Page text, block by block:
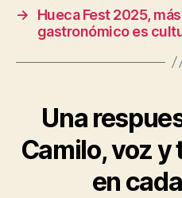
→
Hueca Fest 2025,
gastronómico es
Una
Camilo, voz
en